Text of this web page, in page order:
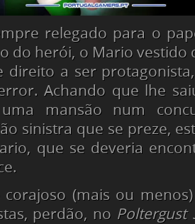
relegado para o
do herói, o Mario vestido
direito a ser
Achando que lhe
mansão num
sinistra que se preze,
que se deveria
corajoso (mais ou
perdão, no Poltergust